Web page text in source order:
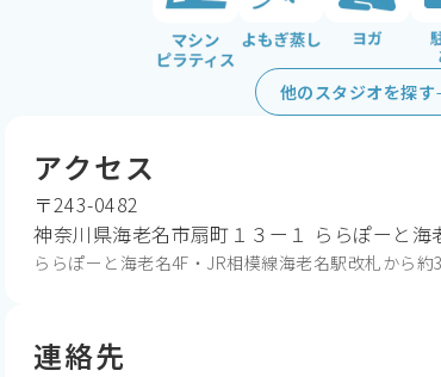
マシンピラティス
よもぎ蒸しヨガ 駐
他のスタジオを探す
アクセス
〒243-0482
神奈川県海老名市扇町１３ー１ ららぽーと海
ららぽーと海老名4F・JR相模線海老名駅改札から約
連絡先